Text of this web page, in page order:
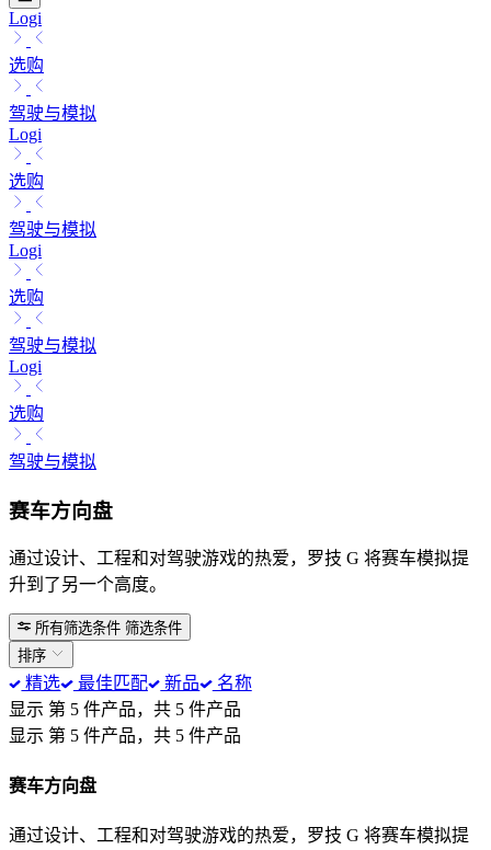
Logi
选购
驾驶与模拟
Logi
选购
驾驶与模拟
Logi
选购
驾驶与模拟
Logi
选购
驾驶与模拟
赛车方向盘
通过设计、工程和对驾驶游戏的热爱，罗技 G 将赛车模拟提
升到了另一个高度。
所有筛选条件 筛选条件
排序
精选 最佳匹配 新品
名称
显示 第 5 件产品，共 5 件产品
显示 第 5 件产品，共 5 件产品
赛车方向盘
通过设计、工程和对驾驶游戏的热爱，罗技 G 将赛车模拟提